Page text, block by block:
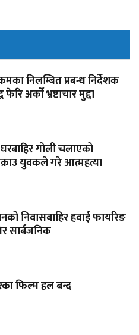
निलम्बित प्रबन्ध निर्देशक
अर्को भ्रष्टाचार मुद्दा
गोली चलाएको
युवकले गरे आत्महत्या
निवासबाहिर हवाई फायरिङ
सार्बजनिक
फिल्म हल बन्द